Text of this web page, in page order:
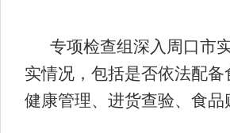
专项检查组深入周口市
实情况，包括是否依法配
健康管理、进货查验、食